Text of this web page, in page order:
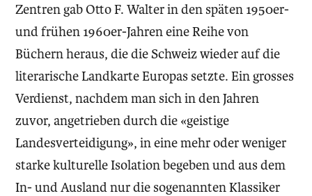
Zentren gab Otto F. Walter in den späten 1950er-
und frühen 1960er-Jahren eine Reihe von
Büchern heraus, die die Schweiz wieder auf die
literarische Landkarte Europas setzte. Ein grosses
Verdienst, nachdem man sich in den Jahren
zuvor, angetrieben durch die «geistige
Landesverteidigung», in eine mehr oder weniger
starke kulturelle Isolation begeben und aus dem
In- und Ausland nur die sogenannten Klassiker